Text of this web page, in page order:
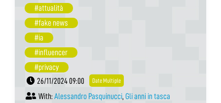
#attualità
#fake news
#ia
#influencer
#privacy
26/11/2024 09:00
Date Multiple
With: Alessandro Pasquinucci, Gli anni in tasca